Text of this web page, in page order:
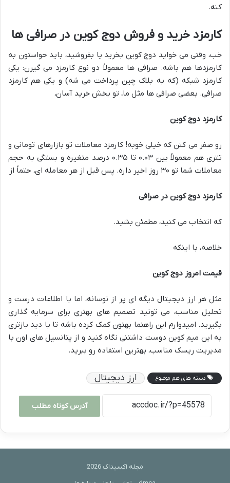
کنه.
کارمزد خرید و فروش دوج کوین در صرافی ها
خب، وقتی می خواید دوج کوین بخرید یا بفروشید، باید حواستون به
کارمزدها هم باشه. صرافی ها معمولاً دو نوع کارمزد می گیرن: یکی
کارمزد شبکه (که به بلاک چین پرداخت می شه) و یکی هم کارمزد
صرافی. بعضی صرافی ها مثل ما، تو بخش خرید آسان،
کارمزد دوج کوین
رو صفر می کنن که خیلی خوبه! کارمزد معاملات تو بازارهای تومانی و
تتری هم معمولاً بین ۰.۰۳ تا ۰.۳۵ درصد متغیره و بستگی به حجم
معاملات شما تو ۳۰ روز اخیر داره. پس قبل از هر معامله ای، حتماً از
کارمزد دوج کوین در صرافی
که انتخاب می کنید، مطمئن بشید.
خلاصه، با اینکه
قیمت امروز دوج کوین
مثل هر ارز دیجیتال دیگه ای پر از نوسانه، اما با اطلاعات درست و
تحلیل مناسب، می تونید تصمیم های بهتری برای سرمایه گذاری
بگیرید. امیدوارم این راهنما بهتون کمک کرده باشه تا با دید بازتری
به این میم کوین دوست داشتنی نگاه کنید و از پتانسیل های اون با
مدیریت ریسک مناسب، بهترین استفاده رو ببرید.
دسته های هم موضوع ارز دیجیتال
آدرس کوتاه مطلب
مجله اکسیداک 2026